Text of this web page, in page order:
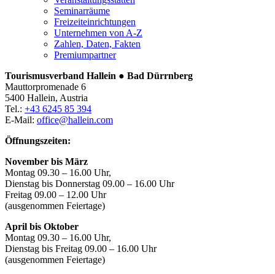
Seminarräume
Freizeiteinrichtungen
Unternehmen von A-Z
Zahlen, Daten, Fakten
Premiumpartner
Tourismusverband Hallein ● Bad Dürrnberg
Mauttorpromenade 6
5400 Hallein, Austria
Tel.: +43 6245 85 394
E-Mail: office@hallein.com
Öffnungszeiten:
November bis März
Montag 09.30 – 16.00 Uhr,
Dienstag bis Donnerstag 09.00 – 16.00 Uhr
Freitag 09.00 – 12.00 Uhr
(ausgenommen Feiertage)
April bis Oktober
Montag 09.30 – 16.00 Uhr,
Dienstag bis Freitag 09.00 – 16.00 Uhr
(ausgenommen Feiertage)